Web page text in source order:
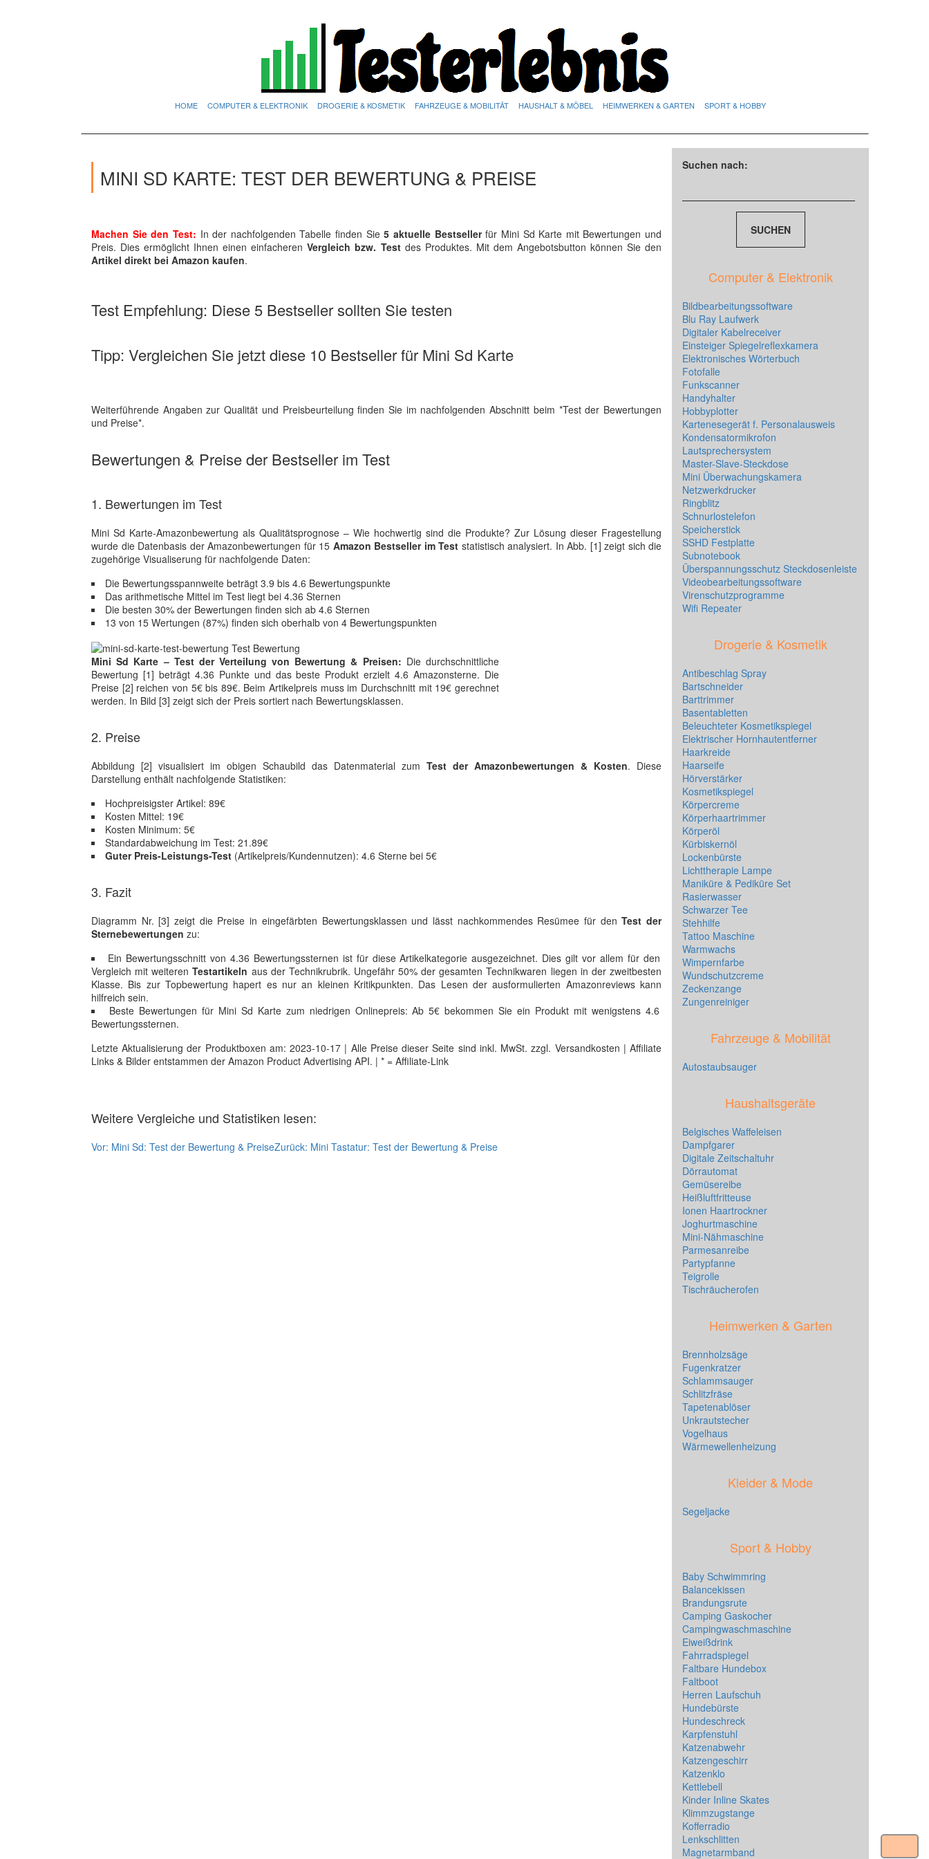
HOME COMPUTER & ELEKTRONIK DROGERIE & KOSMETIK FAHRZEUGE & MOBILITÄT HAUSHALT & MÖBEL HEIMWERKEN & GARTEN SPORT & HOBBY
MINI SD KARTE: TEST DER BEWERTUNG & PREISE
Machen Sie den Test: In der nachfolgenden Tabelle finden Sie5 aktuelle Bestsellerfür Mini Sd Karte mit Bewertungen und
Preis. Dies ermöglicht Ihnen einen einfacherenVergleich bzw. Testdes Produktes. Mit dem Angebotsbutton können Sie den
Artikel direkt bei Amazon kaufen.
Test Empfehlung: Diese 5 Bestseller sollten Sie testen
Tipp: Vergleichen Sie jetzt diese 10 Bestseller für Mini Sd Karte
Weiterführende Angaben zur Qualität und Preisbeurteilung finden Sie im nachfolgenden Abschnitt beim *Test der Bewertungen
und Preise*.
Bewertungen & Preise der Bestseller im Test
1. Bewertungen im Test
Mini Sd Karte-Amazonbewertung als Qualitätsprognose – Wie hochwertig sind die Produkte? Zur Lösung dieser Fragestellung
wurde die Datenbasis der Amazonbewertungen für 15 Amazon Bestseller im Test statistisch analysiert. In Abb. [1] zeigt sich die
zugehörige Visualiserung für nachfolgende Daten:
Die Bewertungsspannweite beträgt 3.9 bis 4.6 Bewertungspunkte
Das arithmetische Mittel im Test liegt bei 4.36 Sternen
Die besten 30% der Bewertungen finden sich ab 4.6 Sternen
13 von 15 Wertungen (87%) finden sich oberhalb von 4 Bewertungspunkten
Mini Sd Karte – Test der Verteilung von Bewertung & Preisen: Die durchschnittliche
Bewertung [1] beträgt 4.36 Punkte und das beste Produkt erzielt 4.6 Amazonsterne. Die
Preise [2] reichen von 5€ bis 89€. Beim Artikelpreis muss im Durchschnitt mit 19€ gerechnet
werden. In Bild [3] zeigt sich der Preis sortiert nach Bewertungsklassen.
2. Preise
Abbildung [2] visualisiert im obigen Schaubild das Datenmaterial zum Test der Amazonbewertungen & Kosten. Diese
Darstellung enthält nachfolgende Statistiken:
Hochpreisigster Artikel: 89€
Kosten Mittel: 19€
Kosten Minimum: 5€
Standardabweichung im Test: 21.89€
Guter Preis-Leistungs-Test (Artikelpreis/Kundennutzen): 4.6 Sterne bei 5€
3. Fazit
Diagramm Nr. [3] zeigt die Preise in eingefärbten Bewertungsklassen und lässt nachkommendes Resümee für denTest der
Sternebewertungen zu:
Ein Bewertungsschnitt von 4.36 Bewertungssternen ist für diese Artikelkategorie ausgezeichnet. Dies gilt vor allem für den
Vergleich mit weiterenTestartikeln aus der Technikrubrik. Ungefähr 50% der gesamten Technikwaren liegen in der zweitbesten
Klasse. Bis zur Topbewertung hapert es nur an kleinen Kritikpunkten. Das Lesen der ausformulierten Amazonreviews kann
hilfreich sein.
Beste Bewertungen für Mini Sd Karte zum niedrigen Onlinepreis: Ab 5€ bekommen Sie ein Produkt mit wenigstens 4.6
Bewertungssternen.
Letzte Aktualisierung der Produktboxen am: 2023-10-17 | Alle Preise dieser Seite sind inkl. MwSt. zzgl. Versandkosten | Affiliate
Links & Bilder entstammen der Amazon Product Advertising API. | * = Affiliate-Link
Weitere Vergleiche und Statistiken lesen:
Vor: Mini Sd: Test der Bewertung & PreiseZurück: Mini Tastatur: Test der Bewertung & Preise
Suchen nach:
Computer & Elektronik
Bildbearbeitungssoftware
Blu Ray Laufwerk
Digitaler Kabelreceiver
Einsteiger Spiegelreflexkamera
Elektronisches Wörterbuch
Fotofalle
Funkscanner
Handyhalter
Hobbyplotter
Kartenesegerät f. Personalausweis
Kondensatormikrofon
Lautsprechersystem
Master-Slave-Steckdose
Mini Überwachungskamera
Netzwerkdrucker
Ringblitz
Schnurlostelefon
Speicherstick
SSHD Festplatte
Subnotebook
Überspannungsschutz Steckdosenleiste
Videobearbeitungssoftware
Virenschutzprogramme
Wifi Repeater
Drogerie & Kosmetik
Antibeschlag Spray
Bartschneider
Barttrimmer
Basentabletten
Beleuchteter Kosmetikspiegel
Elektrischer Hornhautentferner
Haarkreide
Haarseife
Hörverstärker
Kosmetikspiegel
Körpercreme
Körperhaartrimmer
Körperöl
Kürbiskernöl
Lockenbürste
Lichttherapie Lampe
Maniküre & Pediküre Set
Rasierwasser
Schwarzer Tee
Stehhilfe
Tattoo Maschine
Warmwachs
Wimpernfarbe
Wundschutzcreme
Zeckenzange
Zungenreiniger
Fahrzeuge & Mobilität
Autostaubsauger
Haushaltsgeräte
Belgisches Waffeleisen
Dampfgarer
Digitale Zeitschaltuhr
Dörrautomat
Gemüsereibe
Heißluftfritteuse
Ionen Haartrockner
Joghurtmaschine
Mini-Nähmaschine
Parmesanreibe
Partypfanne
Teigrolle
Tischräucherofen
Heimwerken & Garten
Brennholzsäge
Fugenkratzer
Schlammsauger
Schlitzfräse
Tapetenablöser
Unkrautstecher
Vogelhaus
Wärmewellenheizung
Kleider & Mode
Segeljacke
Sport & Hobby
Baby Schwimmring
Balancekissen
Brandungsrute
Camping Gaskocher
Campingwaschmaschine
Eiweißdrink
Fahrradspiegel
Faltbare Hundebox
Faltboot
Herren Laufschuh
Hundebürste
Hundeschreck
Karpfenstuhl
Katzenabwehr
Katzengeschirr
Katzenklo
Kettlebell
Kinder Inline Skates
Klimmzugstange
Kofferradio
Lenkschlitten
Magnetarmband